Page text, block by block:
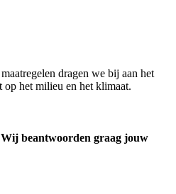
dragen we bij aan het
op het milieu en het klimaat.
beantwoorden graag jouw